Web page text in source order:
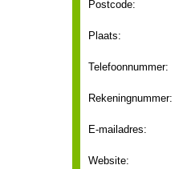
Postcode:
Plaats:
Telefoonnummer:
Rekeningnummer:
E-mailadres:
Website: